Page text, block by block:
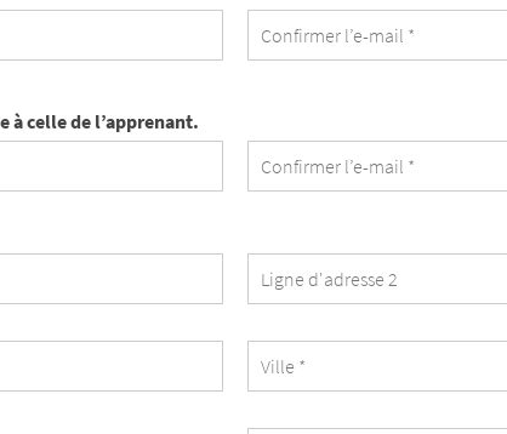
à celle de l’apprenant.